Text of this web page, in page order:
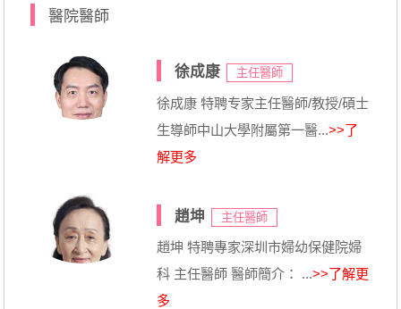
醫院醫師
徐成康 主任醫師
徐成康 特聘专家主任醫師/教授/碩士
生導師中山大學附屬第一醫...>>了
解更多
趙坤 主任醫師
趙坤 特聘專家深圳市婦幼保健院婦
科 主任醫師 醫師簡介： ...>>了解更
多